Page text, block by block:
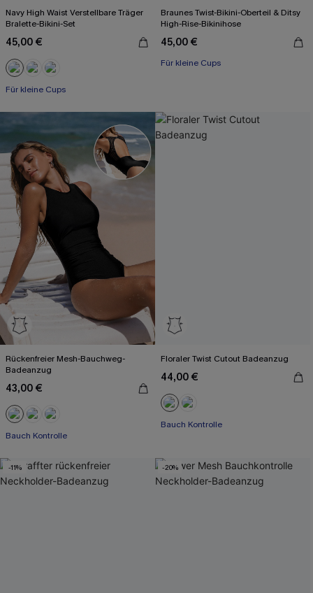
Navy High Waist Verstellbare Träger
Bralette-Bikini-Set
45,00 €
Für kleine Cups
Braunes Twist-Bikini-Oberteil & Ditsy
High-Rise-Bikinihose
45,00 €
Für kleine Cups
Rückenfreier Mesh-Bauchweg-
Badeanzug
43,00 €
Bauch Kontrolle
Floraler Twist Cutout Badeanzug
44,00 €
Bauch Kontrolle
-11% -20%